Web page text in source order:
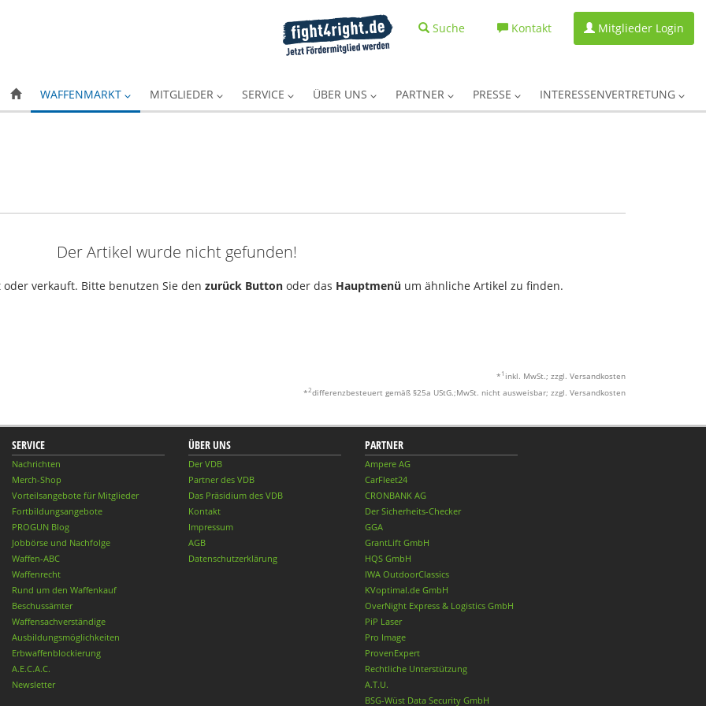
Suche Kontakt Mitglieder Login
WAFFENMARKT MITGLIEDER SERVICE ÜBER UNS PARTNER PRESSE INTERESSENVERTRETUNG
Der Artikel wurde nicht gefunden!
verkauft. Bitte benutzen Sie den zurück Button oder das Hauptmenü um ähnliche Artikel zu finden.
* 1 inkl. MwSt.; zzgl. Versandkosten
*2differenzbesteuert gemäß §25a UStG.;MwSt. nicht ausweisbar; zzgl. Versandkosten
SERVICE
Nachrichten
Merch-Shop
Vorteilsangebote für Mitglieder
Fortbildungsangebote
PROGUN Blog
Jobbörse und Nachfolge
Waffen-ABC
Waffenrecht
Rund um den Waffenkauf
Beschussämter
Waffensachverständige
Ausbildungsmöglichkeiten
Erbwaffenblockierung
A.E.C.A.C.
Newsletter
ÜBER UNS
Der VDB
Partner des VDB
Das Präsidium des VDB
Kontakt
Impressum
AGB
Datenschutzerklärung
PARTNER
Ampere AG
CarFleet24
CRONBANK AG
Der Sicherheits-Checker
GGA
GrantLift GmbH
HQS GmbH
IWA OutdoorClassics
KVoptimal.de GmbH
OverNight Express & Logistics GmbH
PiP Laser
Pro Image
ProvenExpert
Rechtliche Unterstützung
A.T.U.
BSG-Wüst Data Security GmbH